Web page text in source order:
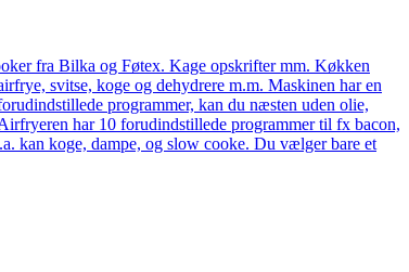
fra Bilka og Føtex. Kage opskrifter mm. Køkken
svitse, koge og dehydrere m.m. Maskinen har en
programmer, kan du næsten uden olie,
har 10 forudindstillede programmer til fx bacon,
kan koge, dampe, og slow cooke. Du vælger bare et